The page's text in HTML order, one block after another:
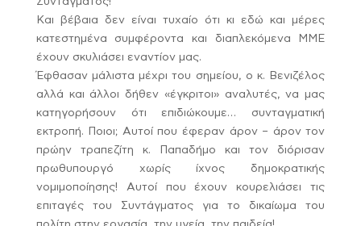
Και βέβαια δεν είναι τυχαίο ότι κι εδώ και μέρες
κατεστημένα συμφέροντα και διαπλεκόμενα ΜΜΕ
έχουν σκυλιάσει εναντίον μας.
Έφθασαν μάλιστα μέχρι του σημείου, ο κ. Βενιζέλος
αλλά και άλλοι δήθεν «έγκριτοι» αναλυτές, να μας
κατηγορήσουν ότι επιδιώκουμε… συνταγματική
εκτροπή. Ποιοι; Αυτοί που έφεραν άρον – άρον τον
πρώην τραπεζίτη κ. Παπαδήμο και τον διόρισαν
πρωθυπουργό χωρίς ίχνος δημοκρατικής
νομιμοποίησης! Αυτοί που έχουν κουρελιάσει τις
επιταγές του Συντάγματος για το δικαίωμα του